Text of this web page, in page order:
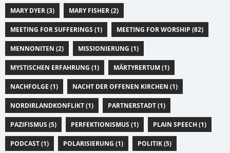
MARY DYER (3) MARY FISHER (2)
MEETING FOR SUFFERINGS (1) MEETING FOR WORSHIP (82)
MENNONITEN (2) MISSIONIERUNG (1)
MYSTISCHEN ERFAHRUNG (1) MÄRTYRERTUM (1)
NACHFOLGE (1) NACHT DER OFFENEN KIRCHEN (1)
NORDIRLANDKONFLIKT (1) PARTNERSTADT (1)
PAZIFISMUS (5) PERFEKTIONISMUS (1) PLAIN SPEECH (1)
PODCAST (1) POLARISIERUNG (1) POLITIK (5)